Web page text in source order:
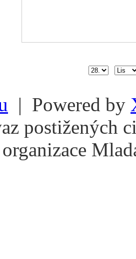
| Powered by
postižených